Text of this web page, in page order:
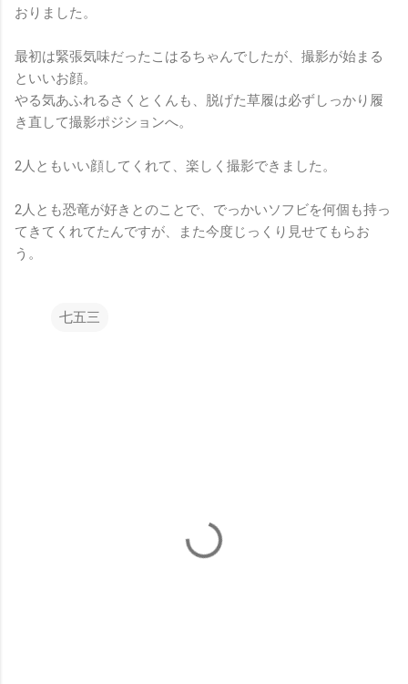
おりました。
最初は緊張気味だったこはるちゃんでしたが、撮影が始まる
といいお顔。
やる気あふれるさくとくんも、脱げた草履は必ずしっかり履
き直して撮影ポジションへ。
2人ともいい顔してくれて、楽しく撮影できました。
2人とも恐竜が好きとのことで、でっかいソフビを何個も持っ
てきてくれてたんですが、また今度じっくり見せてもらお
う。
七五三